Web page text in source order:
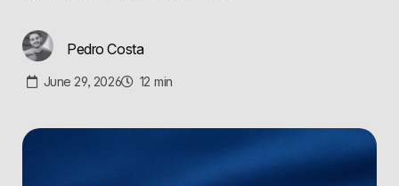
Pedro Costa
June 29, 2026 12 min